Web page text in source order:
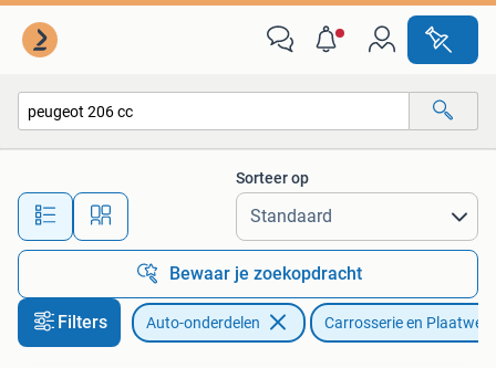
Alle afstanden…
Sorteer op
Bewaar je zoekopdracht
Filters Auto-onderdelen Carrosserie en Plaatwerk